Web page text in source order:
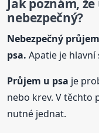
Jak poznám,
nebezpečný?
Nebezpečný
psa. Apatie je hlavní
Průjem u psa je
nebo krev. V těchto
nutné jednat.